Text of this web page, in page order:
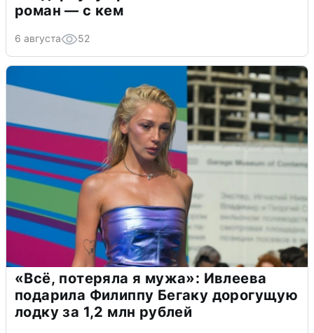
роман — с кем
6 августа 52
«Всё, потеряла я мужа»: Ивлеева
подарила Филиппу Бегаку дорогущую
лодку за 1,2 млн рублей